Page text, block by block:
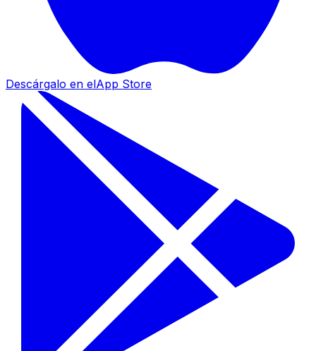
Descárgalo en elApp Store